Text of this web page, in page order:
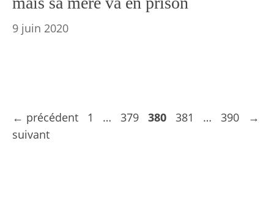
9 juin 2020
Navigation
des
← précédent Page
1 … Page
379 Page
380 Page
381 … Page
390
→
suivant